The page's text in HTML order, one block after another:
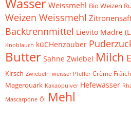
WasserWeissmehl Bio Weizen
Weizen Weissmehl
Backtrennmittel Lievito Madre
Knoblauch küCHenzauber
Butter Sahne Zwiebel Milch
Kirsch Zwiebeln weisser Pfeffer Crème
Magerquark Kakaopulver Hefewasser
Mascarpone Öl Mehl